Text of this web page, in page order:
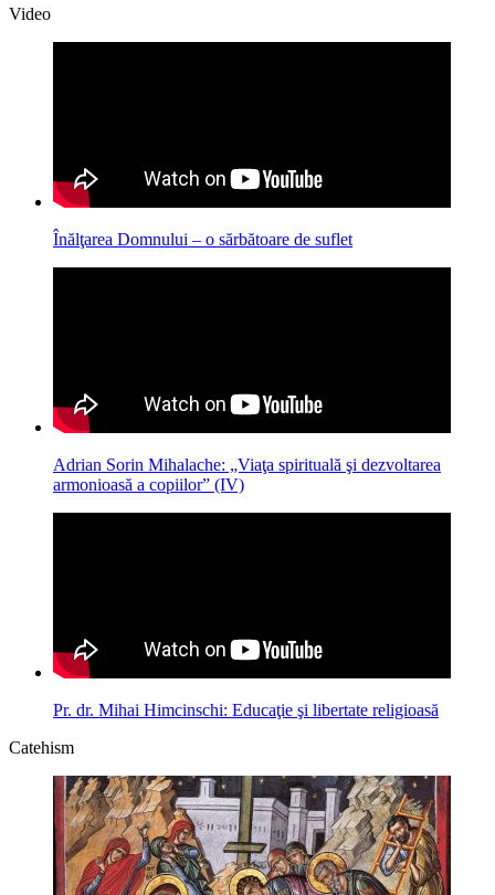
Video
Înălţarea Domnului – o sărbătoare de suflet
Adrian Sorin Mihalache: „Viaţa spirituală şi dezvoltarea
armonioasă a copiilor” (IV)
Pr. dr. Mihai Himcinschi: Educaţie şi libertate religioasă
Catehism